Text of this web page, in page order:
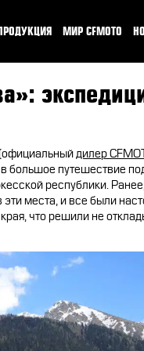
ЭКИПИРОВКА
АКСЕССУАРЫ
ЗАПЧАСТИ
CFMOTO РЕКОМЕНДУЕТ
CFMOTO ФИНАНС
ЛИЗИНГ
МИР CFMOTO
НАШИ
CFMOTO
дилер
в большое путешествие
республики.
места, и все были
что решили не